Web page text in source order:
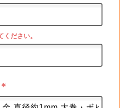
ださい。
＊